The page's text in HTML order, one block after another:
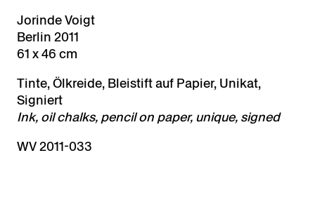
Jorinde Voigt
Berlin 2011
61 x 46 cm
Tinte, Ölkreide, Bleistift auf Papier, Unikat,
Signiert
Ink, oil chalks, pencil on paper, unique, signed
WV 2011-033